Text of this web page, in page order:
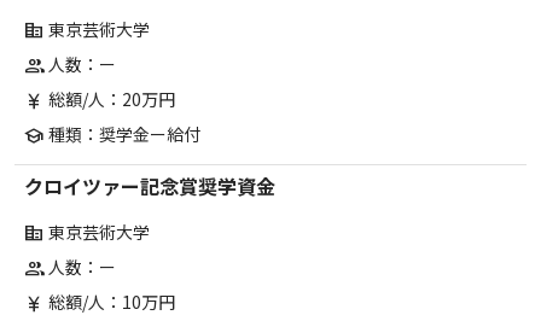
corporate_fare 東京芸術大学
group人数：ー
currency_yen 総額/人：20万円
school 種類：奨学金ー給付
クロイツァー記念賞奨学資金
corporate_fare 東京芸術大学
group人数：ー
currency_yen 総額/人：10万円